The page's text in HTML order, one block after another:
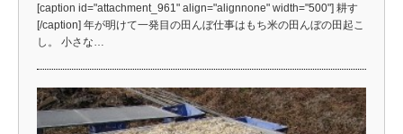
[caption id="attachment_961" align="alignnone" width="500"] 耕す
[/caption] 年が明けて一発目の田んぼ仕事はもち米の田んぼの田起こ
し。 小さな…